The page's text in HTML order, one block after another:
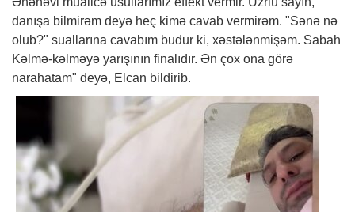
danışa bilmirəm deyə heç kimə cavab vermirəm. "Sənə nə
olub?" suallarına cavabım budur ki, xəstələnmişəm. Sabah
Kəlmə-kəlməyə yarışının finalıdır. Ən çox ona görə
narahatam" deyə, Elcan bildirib.